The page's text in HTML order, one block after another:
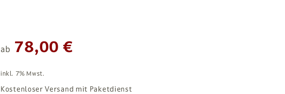
ab 78,00 €
inkl. 7% Mwst.
Kostenloser Versand mit Paketdienst